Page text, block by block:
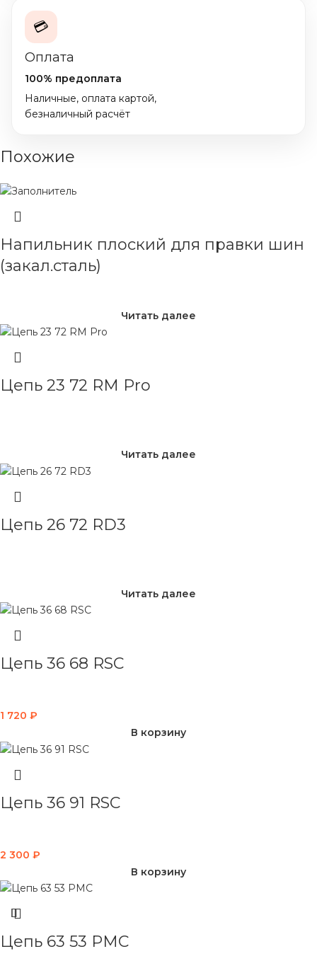
💳
Оплата
100% предоплата
Наличные, оплата картой,
безналичный расчёт
Похожие
Напильник плоский для правки шин
(закал.сталь)
Читать далее
Цепь 23 72 RM Pro
Читать далее
Цепь 26 72 RD3
Читать далее
Цепь 36 68 RSC
1 720 ₽
В корзину
Цепь 36 91 RSC
2 300 ₽
В корзину
Цепь 63 53 PMC